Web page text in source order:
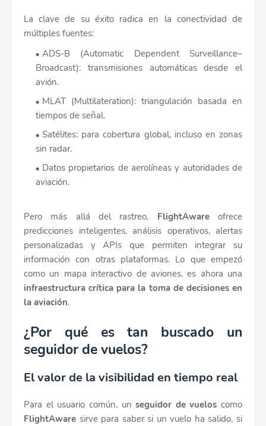
La clave de su éxito radica en la conectividad de
múltiples fuentes:
ADS-B (Automatic Dependent Surveillance–
Broadcast): transmisiones automáticas desde el
avión.
MLAT (Multilateration): triangulación basada en
tiempos de señal.
Satélites: para cobertura global, incluso en zonas
sin radar.
Datos propietarios de aerolíneas y autoridades de
aviación.
Pero más allá del rastreo, FlightAwareofrece
predicciones inteligentes, análisis operativos, alertas
personalizadas y APIs que permiten integrar su
información con otras plataformas. Lo que empezó
como un mapa interactivo de aviones, es ahora una
infraestructura crítica para la toma de decisiones en
la aviación.
¿Por qué es tan buscado un
seguidor de vuelos?
El valor de la visibilidad en tiempo real
Para el usuario común, unseguidor de vuelos como
FlightAware sirve para saber si un vuelo ha salido, si